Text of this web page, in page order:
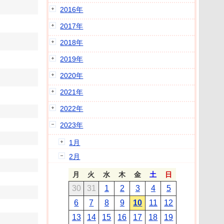
2016年
2017年
2018年
2019年
2020年
2021年
2022年
2023年
1月
2月
月 火 水 木 金 土 日
30 31 1 2 3 4
5
6
7 8 9 10 11
12
13
14 15 16 17 18 19